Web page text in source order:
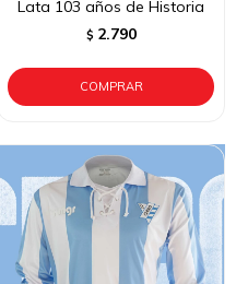
Lata 103 años de Historia
$ 2.790